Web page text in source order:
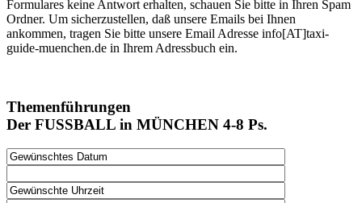
Formulares keine Antwort erhalten, schauen Sie bitte in Ihren Spam
Ordner. Um sicherzustellen, daß unsere Emails bei Ihnen
ankommen, tragen Sie bitte unsere Email Adresse info[AT]taxi-
guide-muenchen.de in Ihrem Adressbuch ein.
Themenführungen
Der FUSSBALL in MÜNCHEN 4-8 Ps.